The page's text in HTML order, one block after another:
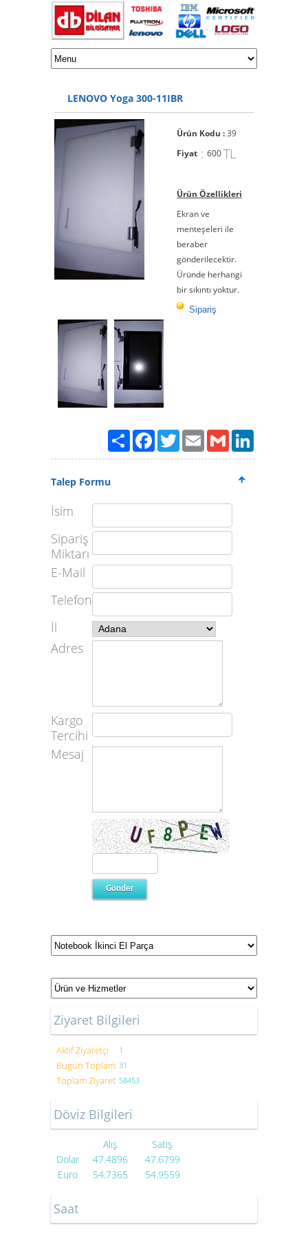
LENOVO Yoga 300-11IBR
Ürün Kodu :39
Fiyat : 600TL
Ürün Özellikleri
Ekran ve
menteşeleri ile
beraber
gönderilecektir.
Üründe herhangi
bir sıkıntı yoktur.
Sipariş
PaylaşFacebook
TwitterEmailGmail
Talep Formu
İsim
Sipariş
Miktarı
E-Mail
Telefon
İl
Adres
Kargo
Tercihi
Mesaj
Ziyaret Bilgileri
Aktif Ziyaretçi 1
Bugün Toplam 31
Toplam Ziyaret 58453
Döviz Bilgileri
Alış
Satış
Dolar
47.4896
47.6799
Euro
54.7365 54.9559
Saat